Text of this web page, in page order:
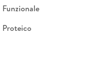
Funzionale
Proteico